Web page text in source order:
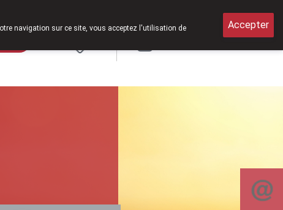
navigation sur ce site, vous acceptez l'utilisation de
Accepter